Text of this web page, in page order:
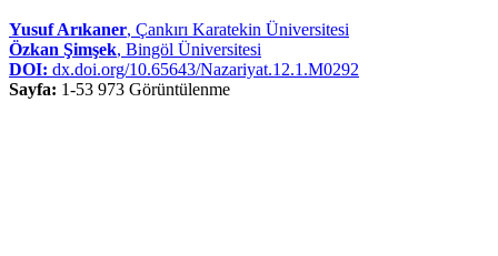
Yusuf Arıkaner, Çankırı Karatekin Üniversitesi
Özkan Şimşek, Bingöl Üniversitesi
DOI: dx.doi.org/10.65643/Nazariyat.12.1.M0292
Sayfa: 1-53 973 Görüntülenme